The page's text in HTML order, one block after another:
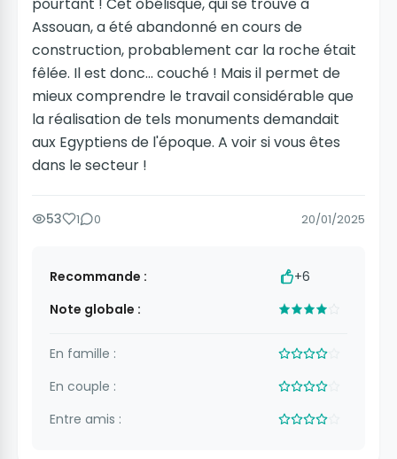
Assouan, a été abandonné en cours de
construction, probablement car la roche était
fêlée. Il est donc... couché ! Mais il permet de
mieux comprendre le travail considérable que
la réalisation de tels monuments demandait
aux Egyptiens de l'époque. A voir si vous êtes
dans le secteur !
53 1 0 20/01/2025
Recommande :
+6
Note globale :
En famille :
En couple :
Entre amis :